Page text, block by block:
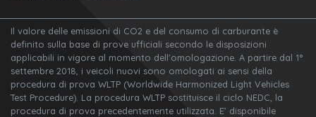
Il valore delle emissioni di CO2 e del consumo di carburante è
definito sulla base di prove ufficiali secondo le disposizioni
applicabili in vigore al momento dell'omologazione. A partire dal 1°
settembre 2018, i veicoli nuovi sono omologati ai sensi della
procedura di prova WLTP (Worldwide Harmonized Light Vehicles
Test Procedure). La procedura WLTP sostituisce il ciclo NEDC, la
procedura di prova precedentemente utilizzata. E’ disponibile